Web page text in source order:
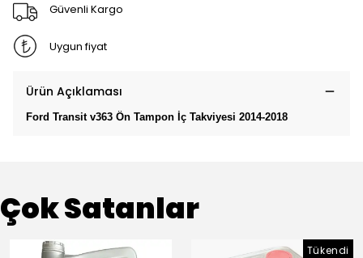
Güvenli Kargo
Uygun fiyat
Ürün Açıklaması
Ford Transit v363 Ön Tampon İç Takviyesi 2014-2018
Çok Satanlar
Tükendi